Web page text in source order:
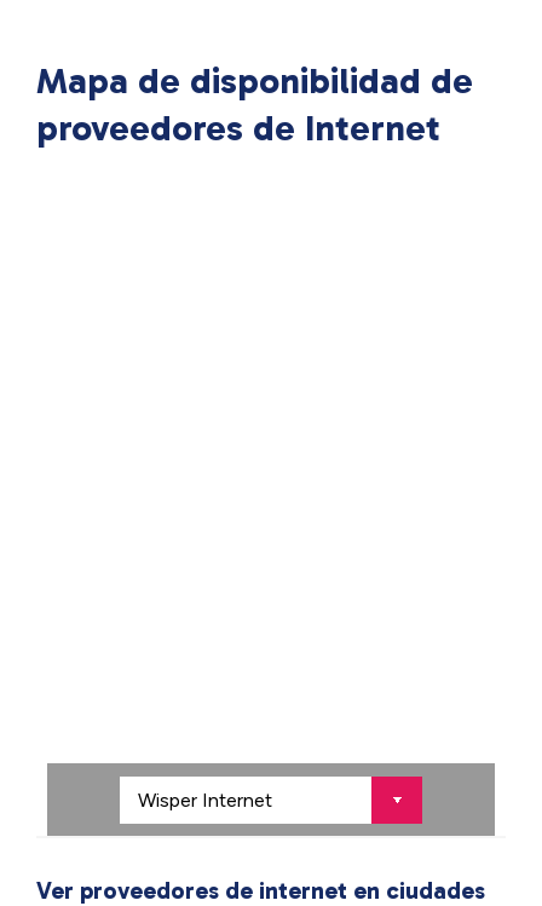
Mapa de disponibilidad de
proveedores de Internet
Ver proveedores de internet en ciudades